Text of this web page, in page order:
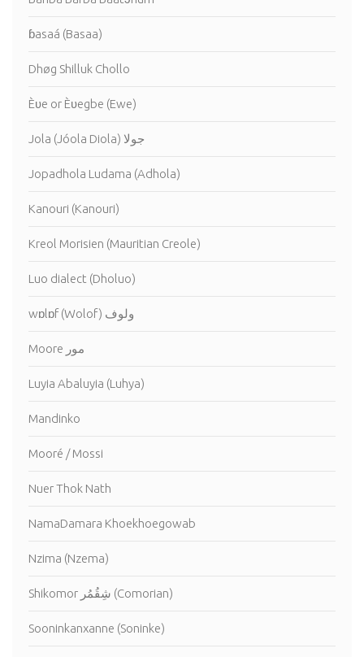
ɓasaá (Basaa)
Dhøg Shilluk Chollo
Èʋe or Èʋegbe (Ewe)
Jola (Jóola Diola) جولا
Jopadhola Ludama (Adhola)
Kanouri (Kanouri)
Kreol Morisien (Mauritian Creole)
Luo dialect (Dholuo)
wɒlɒf (Wolof) ولوف
Moore مور
Luyia Abaluyia (Luhya)
Mandinko
Mooré / Mossi
Nuer Thok Nath
NamaDamara Khoekhoegowab
Nzima (Nzema)
Shikomor شِقُمُر (Comorian)
Sooninkanxanne (Soninke)